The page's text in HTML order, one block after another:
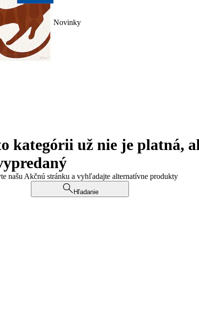
Novinky
kategórii už nie je platná,
našu Akčnú stránku a vyhľadajte alternatívne produkty
Hľadanie